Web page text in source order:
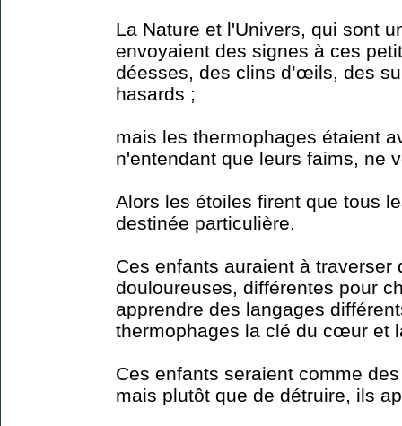
La Nature et l'Univers, qui sont
envoyaient des signes à ces
déesses, des clins d’œils, des
hasards ;
mais les thermophages étaient
n'entendant que leurs faims, ne
Alors les étoiles firent que tous
destinée particulière.
Ces enfants auraient à traverser
douloureuses, différentes pour
apprendre des langages
thermophages la clé du cœur et
Ces enfants seraient comme
mais plutôt que de détruire, ils